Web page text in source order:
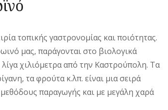
τοπικής γαστρονομίας και ποιότητας.
μας, παράγονται στο βιολογικά
χιλιόμετρα από την Καστρούπολη. Τα
τα φρούτα κ.λπ. είναι μια σειρά
παραγωγής και με μεγάλη χαρά